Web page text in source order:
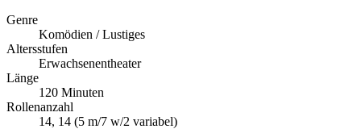
Genre
Komödien / Lustiges
Altersstufen
Erwachsenentheater
Länge
120 Minuten
Rollenanzahl
14, 14 (5 m/7 w/2 variabel)